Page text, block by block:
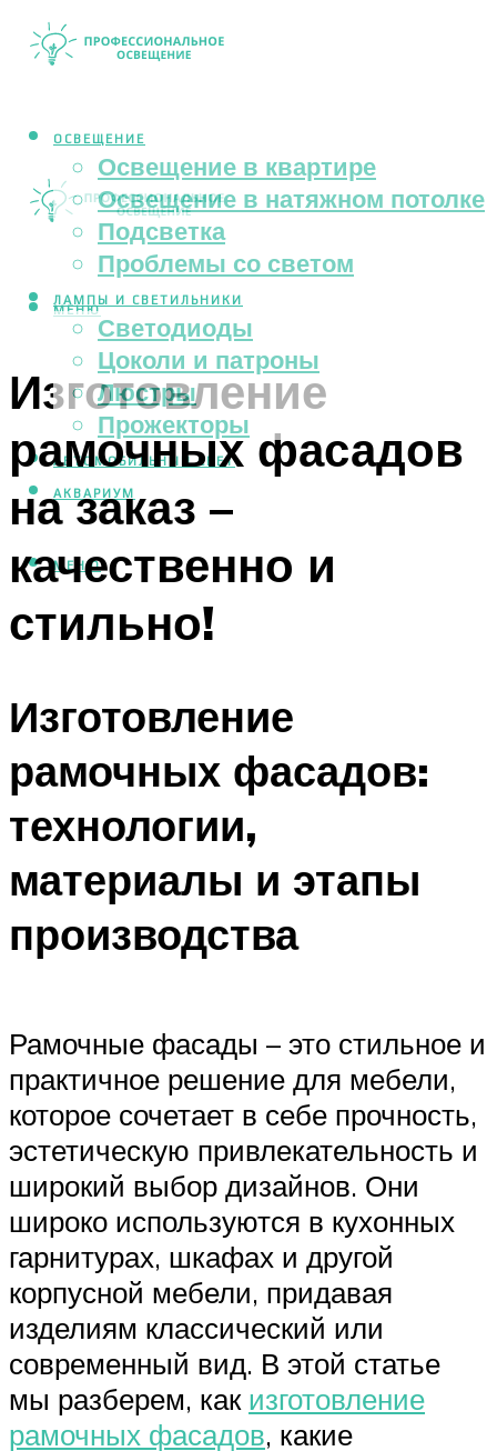
ОСВЕЩЕНИЕ
Освещение в квартире
Освещение в натяжном потолке
Подсветка
Проблемы со светом
ЛАМПЫ И СВЕТИЛЬНИКИ
Светодиоды
Цоколи и патроны
Люстры
Прожекторы
АВТОМОБИЛЬНЫЙ СВЕТ
АКВАРИУМ
МЕНЮ
МЕНЮ
Изготовление
рамочных фасадов
на заказ –
качественно и
стильно!
Изготовление
рамочных фасадов:
технологии,
материалы и этапы
производства
Рамочные фасады – это стильное и
практичное решение для мебели,
которое сочетает в себе прочность,
эстетическую привлекательность и
широкий выбор дизайнов. Они
широко используются в кухонных
гарнитурах, шкафах и другой
корпусной мебели, придавая
изделиям классический или
современный вид. В этой статье
мы разберем, как изготовление
рамочных фасадов, какие